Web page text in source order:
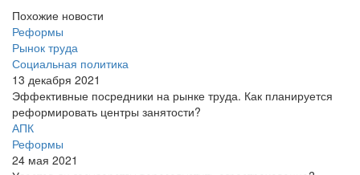
Похожие новости
Реформы
Рынок труда
Социальная политика
13 декабря 2021
Эффективные посредники на рынке труда. Как планируется
реформировать центры занятости?
АПК
Реформы
24 мая 2021